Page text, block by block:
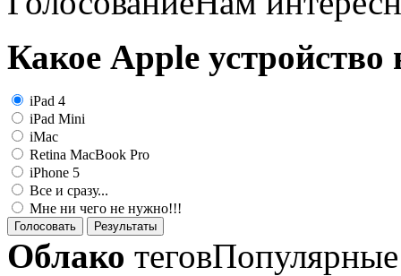
Какое Apple устройство
iPad 4
iPad Mini
iMac
Retina MacBook Pro
iPhone 5
Все и сразу...
Мне ни чего не нужно!!!
Голосовать Результаты
Облако теговПопулярные